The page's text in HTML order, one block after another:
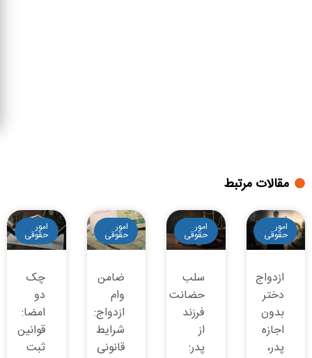
مقالات مرتبط
امور
حقوقی
ازدواج
دختر
بدون
اجازه
پدر،
امور
حقوقی
سلب
حضانت
فرزند
از
پدر:
امور
حقوقی
ضامن
وام
ازدواج:
شرایط
قانونی
امور
حقوقی
چک
دو
امضا:
قوانین
ثبت